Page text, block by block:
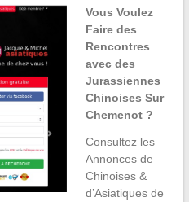
Vous Voulez
Faire des
Rencontres
avec des
Jurassiennes
Chinoises Sur
Chemenot ?
Consultez les
Annonces de
Chinoises &
d’Asiatiques de